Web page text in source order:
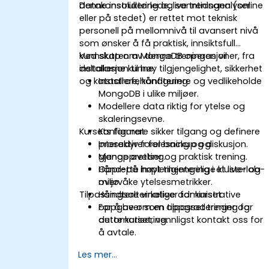
datakonsolidering og sanntidsanalyser.
Denne instruktørlede, live treningen (online
eller på stedet) er rettet mot teknisk
personell på mellomnivå til avansert nivå
som ønsker å få praktisk, innsiktsfull
kunnskap om MongoDB operasjoner, fra
installasjon til høy tilgjengelighet, sikkerhet
og katastrofehåndtering.
Ved slutten av denne treningen vil
deltakerne kunne:
Installere, konfigurere og vedlikeholde
MongoDB i ulike miljøer.
Modellere data riktig for ytelse og
skaleringsevne.
Konfigurere sikker tilgang og definere
prosedyrer for backup og
gjenoppretting.
Opprette høyt tilgjengelige kluster og
overvåke ytelsesmetrikker.
Håndtere virkelige administrative
oppgaver som oppgraderinger og
automatisering.
Kursets format
Interaktiv forelesning og diskusjon.
Mange øvelser og praktisk trening.
Hånd-på implementering i et live-lab-
miljø.
Tilpassingsalternativer for kurset
For å be om en tilpasset trening for
dette kurset, vennligst kontakt oss for
å avtale.
Les mer...